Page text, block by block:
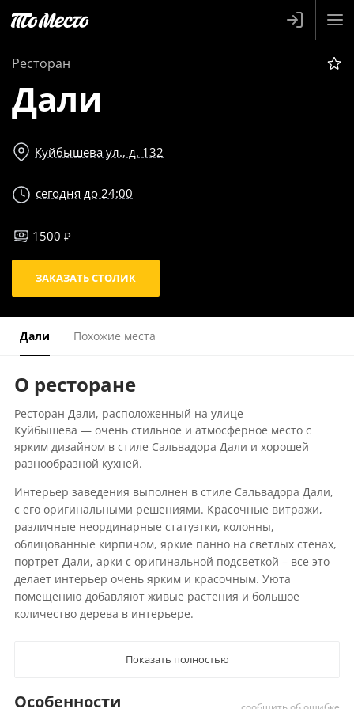
Ресторан
Дали
Куйбышева ул., д. 132
сегодня до 24:00
1500 ₽
ЗАКАЗАТЬ СТОЛИК
Дали Похожие места
О ресторане
Ресторан Дали, расположенный на улице
Куйбышева — очень стильное и атмосферное место с
ярким дизайном в стиле Сальвадора Дали и хорошей
разнообразной кухней.
Интерьер заведения выполнен в стиле Сальвадора Дали,
с его оригинальными решениями. Красочные витражи,
различные неординарные статуэтки, колонны,
облицованные кирпичом, яркие панно на светлых стенах,
портрет Дали, арки с оригинальной подсветкой – все это
делает интерьер очень ярким и красочным. Уюта
помещению добавляют живые растения и большое
количество дерева в интерьере.
Показать полностью
Особенности